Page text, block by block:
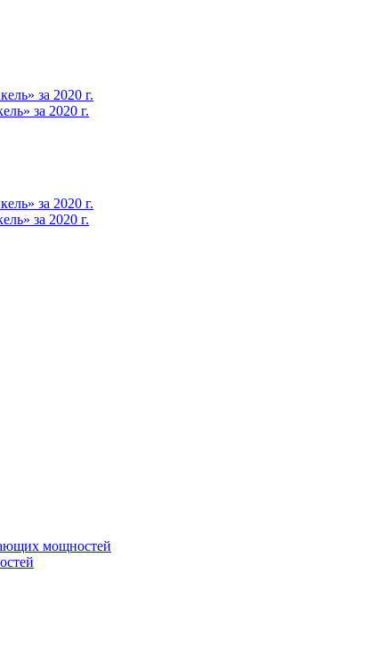
за 2020 г.
за 2020 г.
за 2020 г.
за 2020 г.
мощностей